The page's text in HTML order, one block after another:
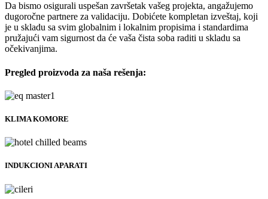
Da bismo osigurali uspešan završetak vašeg projekta, angažujemo
dugoročne partnere za validaciju. Dobićete kompletan izveštaj, koji
je u skladu sa svim globalnim i lokalnim propisima i standardima
pružajući vam sigurnost da će vaša čista soba raditi u skladu sa
očekivanjima.
Pregled proizvoda za naša rešenja:
KLIMA KOMORE
INDUKCIONI APARATI